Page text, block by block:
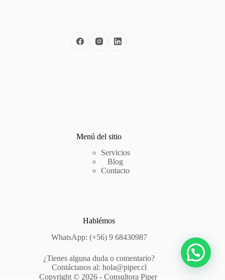
Menú del sitio
Servicios
Blog
Contacto
Hablémos
WhatsApp: (+56) 9 68430987
¿Tienes alguna duda o comentario?
Contáctanos al: hola@piper.cl
Copyright © 2026 - Consultora Piper